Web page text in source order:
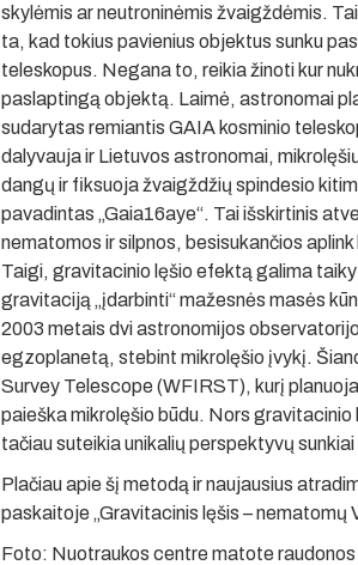
skylėmis ar neutroninėmis žvaigždėmis.
ta, kad tokius pavienius objektus sunku
teleskopus. Negana to, reikia žinoti kur
paslaptingą objektą. Laimė, astronomai
sudarytas remiantis GAIA kosminio
dalyvauja ir Lietuvos astronomai,
dangų ir fiksuoja žvaigždžių spindesio
pavadintas „Gaia16aye“. Tai išskirtinis
nematomos ir silpnos, besisukančios
Taigi, gravitacinio lęšio efektą galima
gravitaciją „įdarbinti“ mažesnės masės
2003 metais dvi astronomijos
egzoplanetą, stebint mikrolęšio įvykį.
Survey Telescope (WFIRST), kurį
paieška mikrolęšio būdu. Nors
tačiau suteikia unikalių perspektyvų
Plačiau apie šį metodą ir naujausius
paskaitoje „Gravitacinis lęšis –
Foto: Nuotraukos centre matote